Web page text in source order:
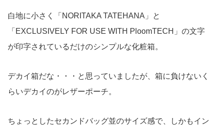
白地に小さく「NORITAKA TATEHANA」と
「EXCLUSIVELY FOR USE WITH PloomTECH」の文字
が印字されているだけのシンプルな化粧箱。
デカイ箱だな・・・と思っていましたが、箱に負けないく
らいデカイのがレザーポーチ。
ちょっとしたセカンドバッグ並のサイズ感で、しかもイン